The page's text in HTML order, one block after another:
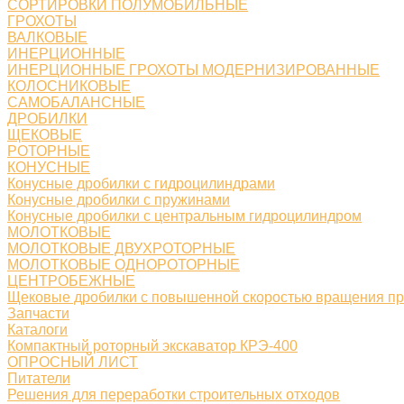
СОРТИРОВКИ ПОЛУМОБИЛЬНЫЕ
ГРОХОТЫ
ВАЛКОВЫЕ
ИНЕРЦИОННЫЕ
ИНЕРЦИОННЫЕ ГРОХОТЫ МОДЕРНИЗИРОВАННЫЕ
КОЛОСНИКОВЫЕ
САМОБАЛАНСНЫЕ
ДРОБИЛКИ
ЩЕКОВЫЕ
РОТОРНЫЕ
КОНУСНЫЕ
Конусные дробилки с гидроцилиндрами
Конусные дробилки с пружинами
Конусные дробилки с центральным гидроцилиндром
МОЛОТКОВЫЕ
МОЛОТКОВЫЕ ДВУХРОТОРНЫЕ
МОЛОТКОВЫЕ ОДНОРОТОРНЫЕ
ЦЕНТРОБЕЖНЫЕ
Щековые дробилки с повышенной скоростью вращения
Запчасти
Каталоги
Компактный роторный экскаватор КРЭ-400
ОПРОСНЫЙ ЛИСТ
Питатели
Решения для переработки строительных отходов